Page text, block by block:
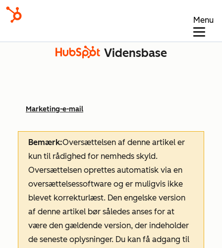
Menu
Vidensbase
Marketing-e-mail
Bemærk:Oversættelsen af denne artikel er
kun til rådighed for nemheds skyld.
Oversættelsen oprettes automatisk via en
oversættelsessoftware og er muligvis ikke
blevet korrekturlæst. Den engelske version
af denne artikel bør således anses for at
være den gældende version, der indeholder
de seneste oplysninger. Du kan få adgang til